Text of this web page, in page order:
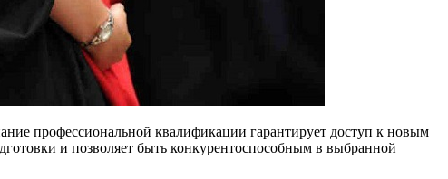
профессиональной квалификации гарантирует доступ к новым
и позволяет быть конкурентоспособным в выбранной